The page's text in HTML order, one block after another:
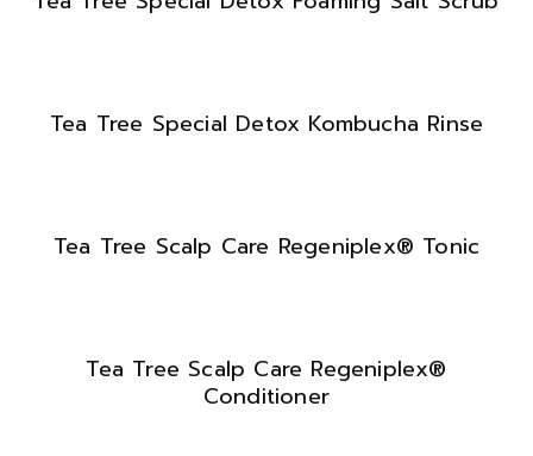
Tea Tree Special Detox Kombucha Rinse
Tea Tree Scalp Care Regeniplex® Tonic
Tea Tree Scalp Care Regeniplex®
Conditioner